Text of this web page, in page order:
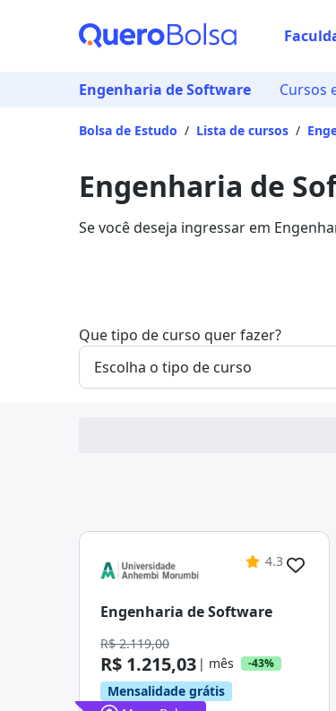
Engenharia de Software Cursos
Bolsa de Estudo / Lista de cursos /
Engenharia de
Se você deseja ingressar em
Que tipo de curso quer fazer?
4.3
Engenharia de Software
R$ 2.119,00
R$ 1.215,03 | mês -43%
Mensalidade grátis